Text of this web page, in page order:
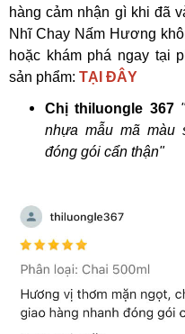
hàng cảm nhận gì khi đã
Nhĩ Chay Nấm Hương
hoặc khám phá ngay tại
sản phẩm: TẠI ĐÂY
Chị thiluongle 367
nhựa mẫu mã màu
đóng gói cẩn thận"